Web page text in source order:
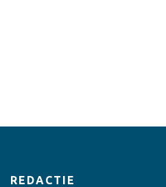
REDACTIE